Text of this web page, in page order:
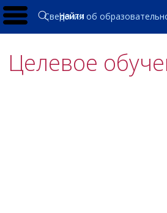
Найти
Сведения об
Целевое